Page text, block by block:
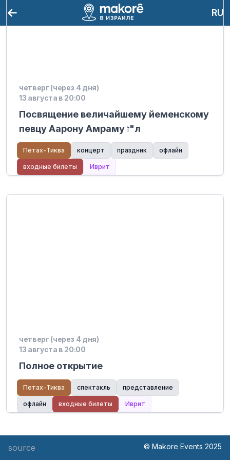
RU
четверг (через 4 дня)
13 августа в 20:00
Посвящение величайшему йеменскому
певцу Аарону Амраму ז"л
Петах-Тиква концерт праздник офлайн
входные билеты Иврит
четверг (через 4 дня)
13 августа в 20:00
Полное открытие
Петах-Тиква спектакль представление
офлайн входные билеты Иврит
source © Makore Events 2025